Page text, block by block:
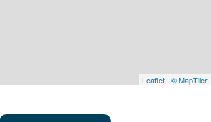
Leaflet | © MapTiler